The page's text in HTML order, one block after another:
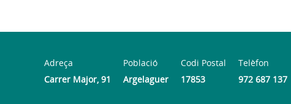
Adreça
Carrer Major, 91
Població
Argelaguer
Codi Postal
17853
Telèfon
972 687 137